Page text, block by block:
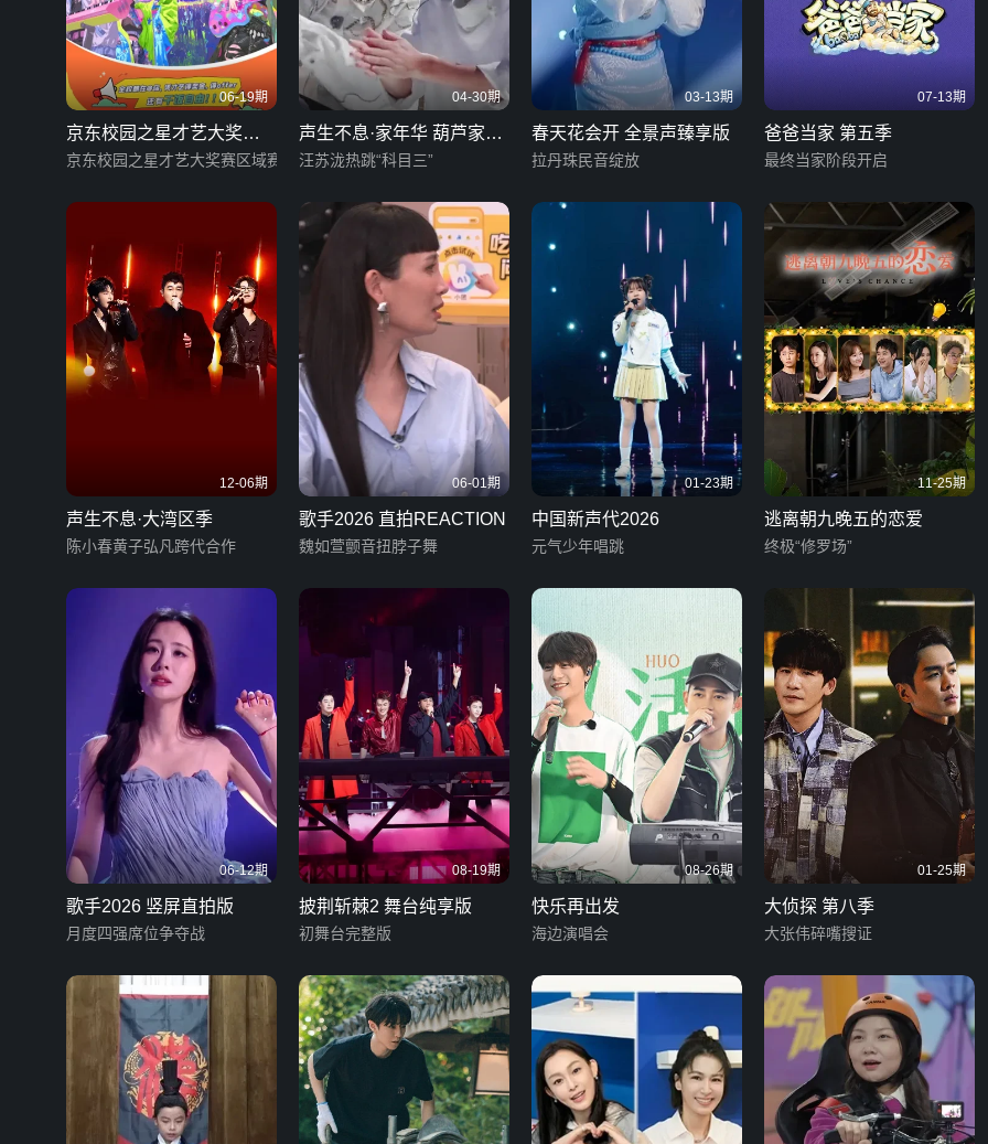
06-19期
京东校园之星才艺大奖赛
总决赛
京东校园之星才艺大奖赛区域赛
04-30期
声生不息·家年华 葫芦家庭
录像带
汪苏泷热跳“科目三”
03-13期
春天花会开 全景声臻享版
拉丹珠民音绽放
07-13期
爸爸当家 第五季
最终当家阶段开启
12-06期
声生不息·大湾区季
陈小春黄子弘凡跨代合作
06-01期
歌手2026 直拍REACTION
魏如萱颤音扭脖子舞
01-23期
中国新声代2026
元气少年唱跳
11-25期
逃离朝九晚五的恋爱
终极“修罗场”
06-12期
歌手2026 竖屏直拍版
月度四强席位争夺战
08-19期
披荆斩棘2 舞台纯享版
初舞台完整版
08-26期
快乐再出发
海边演唱会
01-25期
大侦探 第八季
大张伟碎嘴搜证